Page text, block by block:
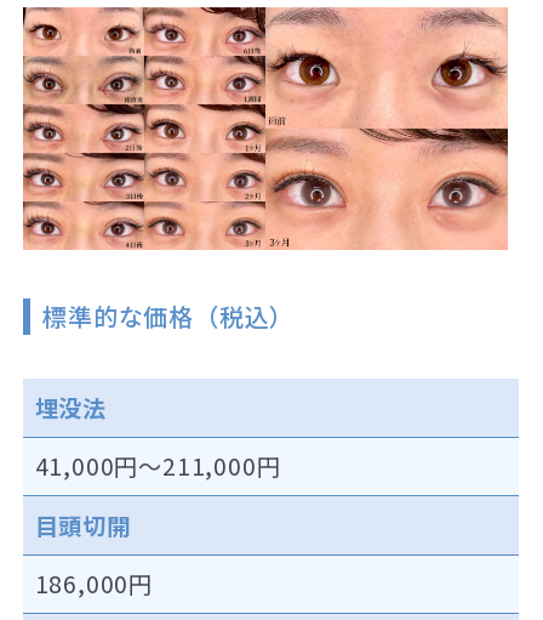
標準的な価格（税込）
埋没法
41,000円～211,000円
目頭切開
186,000円